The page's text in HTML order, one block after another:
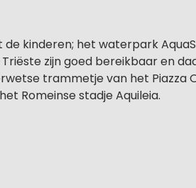
de kinderen; het waterpark
zijn goed bereikbaar en
trammetje van het Piazza
Romeinse stadje Aquileia.